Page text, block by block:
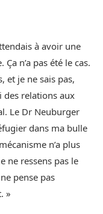
à avoir une
n’a pas été le cas.
et je ne sais pas,
relations aux
Le Dr Neuburger
dans ma bulle
n’a plus
ne ressens pas le
pense pas
»